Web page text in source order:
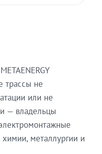
трассы не
или не
— владельцы
химии, металлургии и